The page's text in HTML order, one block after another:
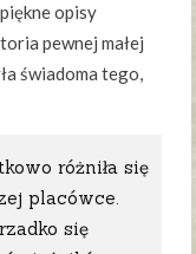
opisy
pewnej małej
świadoma tego,
różniła się
placówce.
się